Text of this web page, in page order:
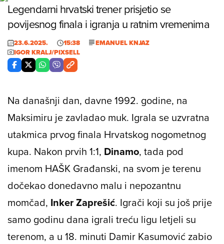
Legendarni hrvatski trener prisjetio se
povijesnog finala i igranja u ratnim vremenima
23.6.2025. 15:38
EMANUEL KNJAZ
IGOR KRALJ/PIXSELL
Na današnji dan, davne 1992. godine, na
Maksimiru je zavladao muk. Igrala se uzvratna
utakmica prvog finala Hrvatskog nogometnog
kupa. Nakon prvih 1:1, Dinamo, tada pod
imenom HAŠK Građanski, na svom je terenu
dočekao donedavno malu i nepozantnu
momčad, Inker Zaprešić. Igrači koji su još prije
samo godinu dana igrali treću ligu letjeli su
terenom, a u 18. minuti Damir Kasumović zabio